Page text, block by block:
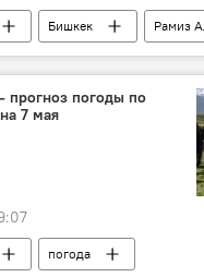
Бишкек
Рамиз
назначение
прогноз погоды по
7 мая
погода